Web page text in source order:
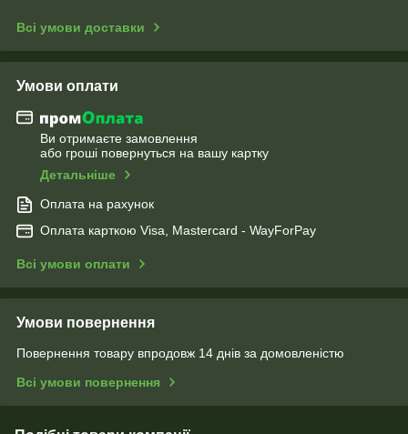
Всі умови доставки
Умови оплати
Ви отримаєте замовлення
або гроші повернуться на вашу картку
Детальніше
Оплата на рахунок
Оплата карткою Visa, Mastercard - WayForPay
Всі умови оплати
Умови повернення
Повернення товару впродовж 14 днів за домовленістю
Всі умови повернення